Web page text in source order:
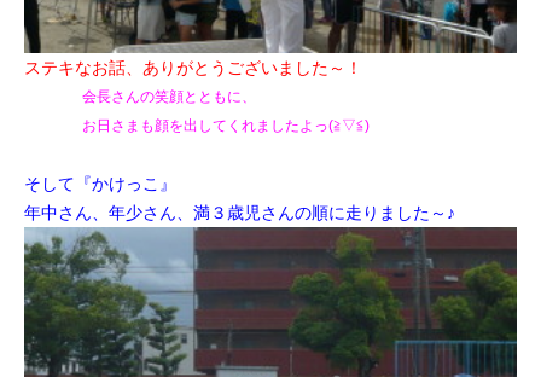
ステキなお話、ありがとうございました～！
会長さんの笑顔とともに、
お日さまも顔を出して くれましたよっ(≧▽≦)
そして『かけっこ』
年中さん、年少さん、満３歳児さんの順に走りました～♪